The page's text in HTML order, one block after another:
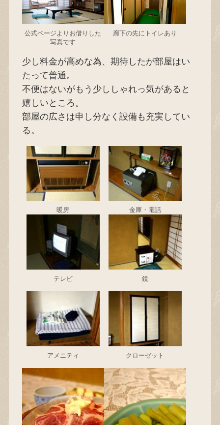
公式ページよりお借りした
写真です
廊下の先にトイレあり
少し料金が高めな為、期待したが部屋はい
たって普通。
不便はないがもう少ししゃれっ気があると
嬉しいところ。
部屋の広さは申し分なく設備も充実してい
る。
暖房 金庫・電話
テレビ 鏡
アメニティ クローゼット